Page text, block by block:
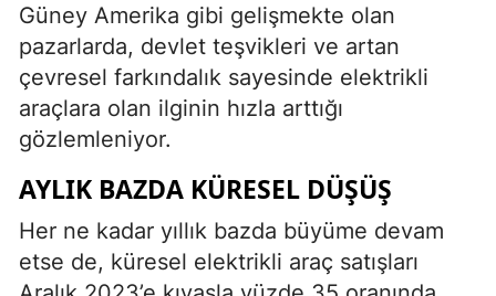
Güney Amerika gibi gelişmekte olan
pazarlarda, devlet teşvikleri ve artan
çevresel farkındalık sayesinde elektrikli
araçlara olan ilginin hızla arttığı
gözlemleniyor.
AYLIK BAZDA KÜRESEL DÜŞÜŞ
Her ne kadar yıllık bazda büyüme devam
etse de, küresel elektrikli araç satışları